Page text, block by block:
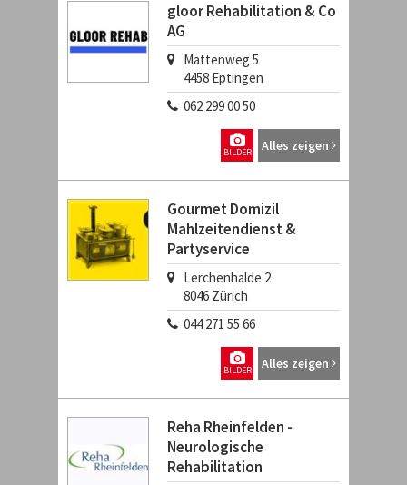
gloor Rehabilitation & Co
AG
Mattenweg 5
4458 Eptingen
062 299 00 50
Alles zeigen
BILDER
Gourmet Domizil
Mahlzeitendienst &
Partyservice
Lerchenhalde 2
8046 Zürich
044 271 55 66
Alles zeigen
BILDER
Reha Rheinfelden -
Neurologische
Rehabilitation